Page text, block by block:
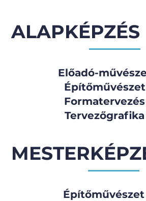
ALAPKÉPZÉS
Előadó-
Építőművészet